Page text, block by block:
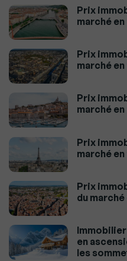
Prix
marché
Prix
marché
Prix
marché
Prix
marché
Prix
du
Immobilier
en
les